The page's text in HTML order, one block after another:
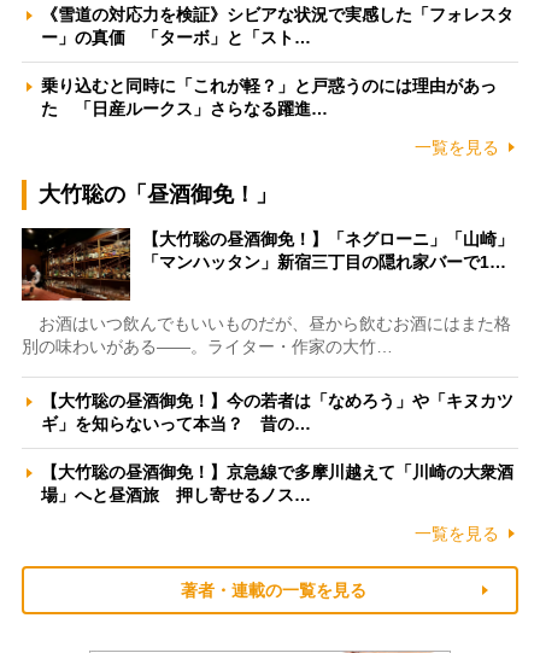
《雪道の対応力を検証》シビアな状況で実感した「フォレスタ
ー」の真価 「ターボ」と「スト…
乗り込むと同時に「これが軽？」と戸惑うのには理由があっ
た 「日産ルークス」さらなる躍進…
一覧を見る
大竹聡の「昼酒御免！」
【大竹聡の昼酒御免！】「ネグローニ」「山崎」
「マンハッタン」新宿三丁目の隠れ家バーで1…
お酒はいつ飲んでもいいものだが、昼から飲むお酒にはまた格
別の味わいがある――。ライター・作家の大竹…
【大竹聡の昼酒御免！】今の若者は「なめろう」や「キヌカツ
ギ」を知らないって本当？ 昔の…
【大竹聡の昼酒御免！】京急線で多摩川越えて「川崎の大衆酒
場」へと昼酒旅 押し寄せるノス…
一覧を見る
著者・連載の一覧を見る